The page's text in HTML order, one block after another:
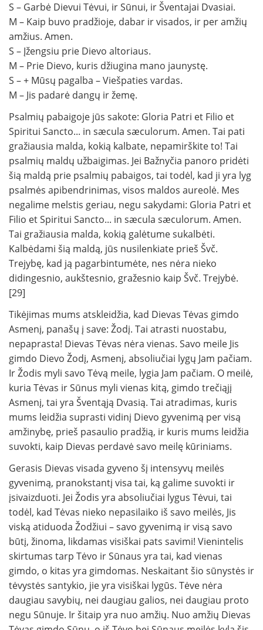
S – Garbė Dievui Tėvui, ir Sūnui, ir Šventajai Dvasiai.
M – Kaip buvo pradžioje, dabar ir visados, ir per amžių
amžius. Amen.
S – Įžengsiu prie Dievo altoriaus.
M – Prie Dievo, kuris džiugina mano jaunystę.
S – + Mūsų pagalba – Viešpaties vardas.
M – Jis padarė dangų ir žemę.
Psalmių pabaigoje jūs sakote: Gloria Patri et Filio et
Spiritui Sancto... in sæcula sæculorum. Amen. Tai pati
gražiausia malda, kokią kalbate, nepamirškite to! Tai
psalmių maldų užbaigimas. Jei Bažnyčia panoro pridėti
šią maldą prie psalmių pabaigos, tai todėl, kad ji yra lyg
psalmės apibendrinimas, visos maldos aureolė. Mes
negalime melstis geriau, negu sakydami: Gloria Patri et
Filio et Spiritui Sancto... in sæcula sæculorum. Amen.
Tai gražiausia malda, kokią galėtume sukalbėti.
Kalbėdami šią maldą, jūs nusilenkiate prieš Švč.
Trejybę, kad ją pagarbintumėte, nes nėra nieko
didingesnio, aukštesnio, gražesnio kaip Švč. Trejybė.
[29]
Tikėjimas mums atskleidžia, kad Dievas Tėvas gimdo
Asmenį, panašų į save: Žodį. Tai atrasti nuostabu,
nepaprasta! Dievas Tėvas nėra vienas. Savo meile Jis
gimdo Dievo Žodį, Asmenį, absoliučiai lygų Jam pačiam.
Ir Žodis myli savo Tėvą meile, lygia Jam pačiam. O meilė,
kuria Tėvas ir Sūnus myli vienas kitą, gimdo trečiąjį
Asmenį, tai yra Šventąją Dvasią. Tai atradimas, kuris
mums leidžia suprasti vidinį Dievo gyvenimą per visą
amžinybę, prieš pasaulio pradžią, ir kuris mums leidžia
suvokti, kaip Dievas perdavė savo meilę kūriniams.
Gerasis Dievas visada gyveno šį intensyvų meilės
gyvenimą, pranokstantį visa tai, ką galime suvokti ir
įsivaizduoti. Jei Žodis yra absoliučiai lygus Tėvui, tai
todėl, kad Tėvas nieko nepasilaiko iš savo meilės, Jis
viską atiduoda Žodžiui – savo gyvenimą ir visą savo
būtį, žinoma, likdamas visiškai pats savimi! Vienintelis
skirtumas tarp Tėvo ir Sūnaus yra tai, kad vienas
gimdo, o kitas yra gimdomas. Neskaitant šio sūnystės ir
tėvystės santykio, jie yra visiškai lygūs. Tėve nėra
daugiau savybių, nei daugiau galios, nei daugiau proto
negu Sūnuje. Ir šitaip yra nuo amžių. Nuo amžių Dievas